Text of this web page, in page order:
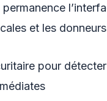
permanence
et les donneurs
pour